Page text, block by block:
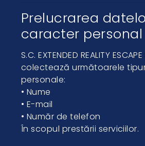
Prelucrarea
caracter personal
S.C. EXTENDED REALITY
colectează următoarele
personale:
• Nume
• E-mail
• Număr de telefon
În scopul prestării serviciilor.